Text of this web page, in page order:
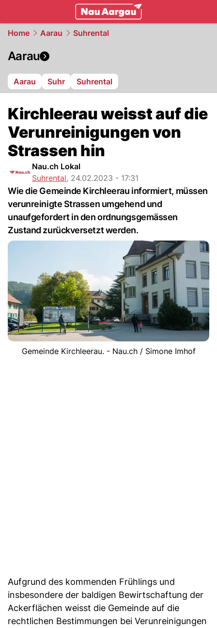
Home Aarau Suhrental
Aarau
Aarau Suhr Suhrental
Kirchleerau weisst auf die
Verunreinigungen von
Strassen hin
Nau.ch Lokal
Suhrental, 24.02.2023 - 17:31
Wie die Gemeinde Kirchleerau informiert, müssen
verunreinigte Strassen umgehend und
unaufgefordert in den ordnungsgemässen
Zustand zurückversetzt werden.
Gemeinde Kirchleerau. - Nau.ch / Simone Imhof
Aufgrund des kommenden Frühlings und
insbesondere der baldigen Bewirtschaftung der
Ackerflächen weisst die Gemeinde auf die
rechtlichen Bestimmungen bei Verunreinigungen